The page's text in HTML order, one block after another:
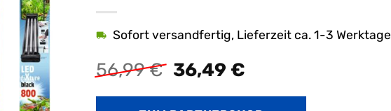
56,99€ Ursprünglicher
war:
36,49€
ist:
Sofort versandfertig, Lieferzeit ca. 1-3 Werktage